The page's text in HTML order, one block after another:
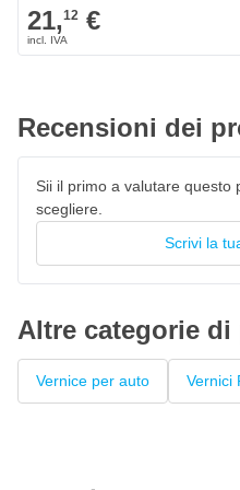
Il colore Lamborghini 242
colori
La vernice High Solid
Penna laccata con
Questo fondo può essere
21,12 €
Recensioni dei
Sii il primo a valutare questo
scegliere.
Scrivi la
Altre categorie
Vernice per auto Vernici